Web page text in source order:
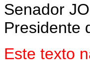
Senador
Presidente
Este texto